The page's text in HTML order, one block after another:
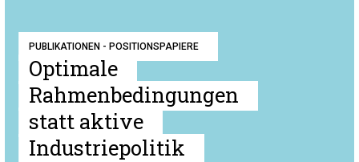
PUBLIKATIONEN - POSITIONSPAPIERE
Optimale
Rahmenbedingungen
statt aktive
Industriepolitik